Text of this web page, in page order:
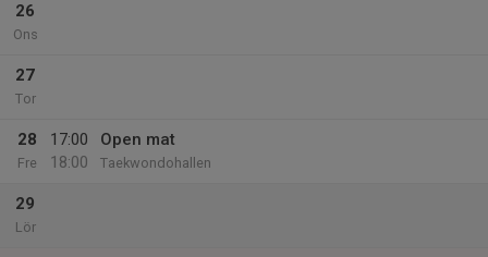
26
Ons
27
Tor
28
Fre
17:00
18:00
Open mat
Taekwondohallen
29
Lör